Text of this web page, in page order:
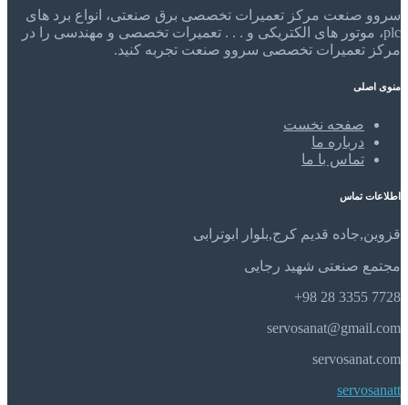
سروو صنعت مرکز تعمیرات تخصصی برق صنعتی، انواع برد های
plc، موتور های الکتریکی و . . . تعمیرات تخصصی و مهندسی را در
مرکز تعمیرات تخصصی سروو صنعت تجربه کنید.
منوی اصلی
صفحه نخست
درباره ما
تماس با ما
اطلاعات تماس
قزوین,جاده قدیم کرج,بلوار ابوترابی
مجتمع صنعتی شهید رجایی
7728 3355 28 98+
servosanat@gmail.com
servosanat.com
servosanatt